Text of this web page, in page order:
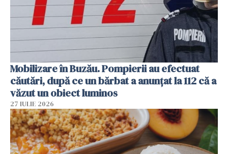
Mobilizare în Buzău. Pompierii au efectuat
căutări, după ce un bărbat a anunțat la 112 că a
văzut un obiect luminos
27 IULIE 2026